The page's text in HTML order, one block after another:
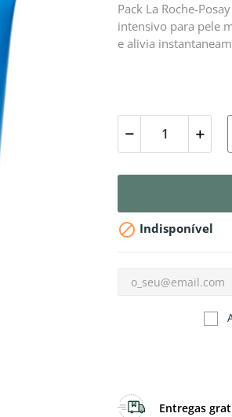
Pack La Roche-
intensivo para pele
e alivia
 Indisponível
Entregas